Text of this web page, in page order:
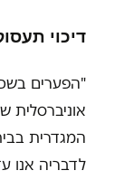
דיכוי
"הפערים
אוניברסלית
המגדרית
לדבריה אנו